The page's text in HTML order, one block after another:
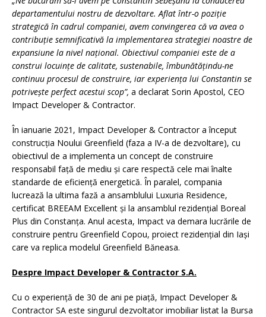
departamentului nostru de dezvoltare. Aflat într-o poziție
strategică în cadrul companiei, avem convingerea că va avea o
contribuție semnificativă la implementarea strategiei noastre de
expansiune la nivel național. Obiectivul companiei este de a
construi locuințe de calitate, sustenabile, îmbunătățindu-ne
continuu procesul de construire, iar experiența lui Constantin se
potrivește perfect acestui scop”, a declarat Sorin Apostol, CEO
Impact Developer & Contractor.
În ianuarie 2021, Impact Developer & Contractor a început
construcția Noului Greenfield (faza a IV-a de dezvoltare), cu
obiectivul de a implementa un concept de construire
responsabil față de mediu și care respectă cele mai înalte
standarde de eficiență energetică. În paralel, compania
lucrează la ultima fază a ansamblului Luxuria Residence,
certificat BREEAM Excellent și la ansamblul rezidențial Boreal
Plus din Constanța. Anul acesta, Impact va demara lucrările de
construire pentru Greenfield Copou, proiect rezidențial din Iași
care va replica modelul Greenfield Băneasa.
Despre Impact Developer & Contractor S.A.
Cu o experiență de 30 de ani pe piață, Impact Developer &
Contractor SA este singurul dezvoltator imobiliar listat la Bursa